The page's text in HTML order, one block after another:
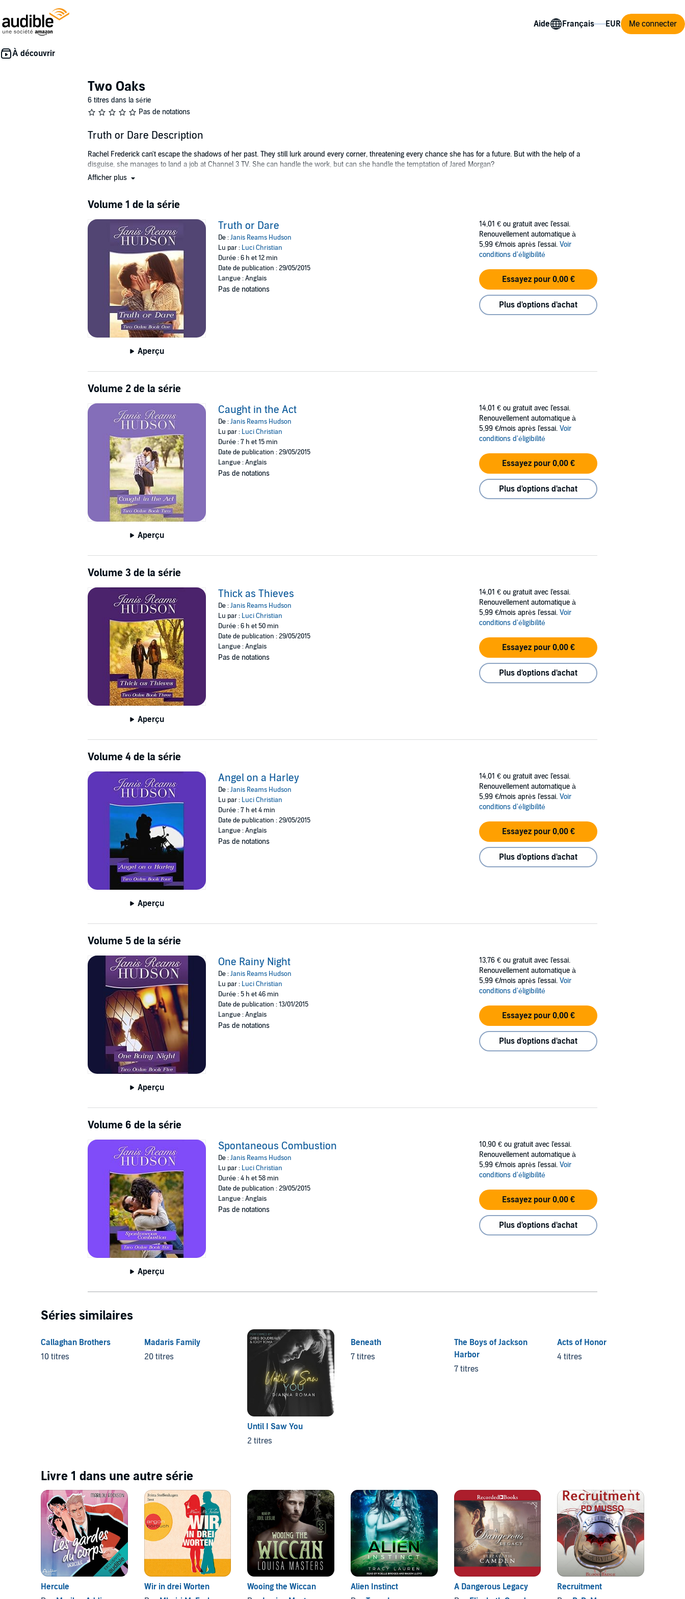
Aide Me connecter
Two Oaks
6 titres dans la série
Pas de notations
Truth or Dare Description
Rachel Frederick can't escape the shadows of her past. They still lurk around every corner, threatening every chance she has for a future. But with the help of a
disguise, she manages to land a job at Channel 3 TV. She can handle the work, but can she handle the temptation of Jared Morgan?
Jared interviewed a dozen potential assistants. He was beginning to believe he'd never find the right person for the job - until Rachel arrived on the scene. She
secretary, but the empty spot in his heart as well. Despite her ache to be loved again, Rachel fears the secrets of her past may cost her not only the job she so
©1993 Janis Reams Hudson (P)2014 Audible Inc.
Afficher plus
Volume 1 de la série
Aperçu
Truth or Dare
De :Janis Reams Hudson
Lu par : Luci Christian
Durée : 6 h et 12 min
Date de publication : 29/05/2015
Langue : Anglais
Pas de notations
14,01 € ou gratuit avec l'essai.
Renouvellement automatique à
5,99 €/mois après l'essai. Voir
conditions d'éligibilité
Essayez pour 0,00 €
Plus d'options d'achat
Volume 2 de la série
Aperçu
Caught in the Act
De :Janis Reams Hudson
Lu par : Luci Christian
Durée : 7 h et 15 min
Date de publication : 29/05/2015
Langue : Anglais
Pas de notations
14,01 € ou gratuit avec l'essai.
Renouvellement automatique à
5,99 €/mois après l'essai. Voir
conditions d'éligibilité
Essayez pour 0,00 €
Plus d'options d'achat
Volume 3 de la série
Aperçu
Thick as Thieves
De :Janis Reams Hudson
Lu par : Luci Christian
Durée : 6 h et 50 min
Date de publication : 29/05/2015
Langue : Anglais
Pas de notations
14,01 € ou gratuit avec l'essai.
Renouvellement automatique à
5,99 €/mois après l'essai. Voir
conditions d'éligibilité
Essayez pour 0,00 €
Plus d'options d'achat
Volume 4 de la série
Aperçu
Angel on a Harley
De :Janis Reams Hudson
Lu par : Luci Christian
Durée : 7 h et 4 min
Date de publication : 29/05/2015
Langue : Anglais
Pas de notations
14,01 € ou gratuit avec l'essai.
Renouvellement automatique à
5,99 €/mois après l'essai. Voir
conditions d'éligibilité
Essayez pour 0,00 €
Plus d'options d'achat
Volume 5 de la série
Aperçu
One Rainy Night
De :Janis Reams Hudson
Lu par : Luci Christian
Durée : 5 h et 46 min
Date de publication : 13/01/2015
Langue : Anglais
Pas de notations
13,76 € ou gratuit avec l'essai.
Renouvellement automatique à
5,99 €/mois après l'essai. Voir
conditions d'éligibilité
Essayez pour 0,00 €
Plus d'options d'achat
Volume 6 de la série
Aperçu
Spontaneous Combustion
De :Janis Reams Hudson
Lu par : Luci Christian
Durée : 4 h et 58 min
Date de publication : 29/05/2015
Langue : Anglais
Pas de notations
10,90 € ou gratuit avec l'essai.
Renouvellement automatique à
5,99 €/mois après l'essai. Voir
conditions d'éligibilité
Essayez pour 0,00 €
Plus d'options d'achat
Séries similaires
Callaghan Brothers
10 titres
Madaris Family
20 titres
Until I Saw You
2 titres
Beneath
7 titres
The Boys of Jackson
Harbor
7 titres
Acts of Honor
4 titres
Livre 1 dans une autre série
Hercule
Wir in drei Worten
Wooing the Wiccan
Alien Instinct
A Dangerous Legacy
Recruitment